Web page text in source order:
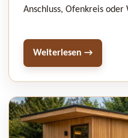
Anschluss, Ofenkreis oder
Weiterlesen →